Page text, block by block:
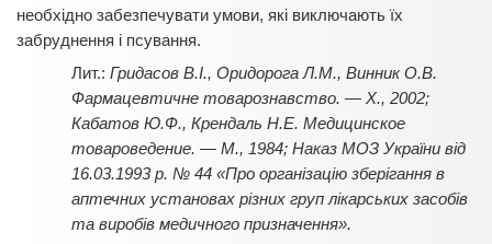
необхідно забезпечувати умови, які виключають їх
забруднення і псування.
Гридасов В.І., Оридорога Л.М., Винник О.В.
Фармацевтичне товарознавство. — Х., 2002;
Кабатов Ю.Ф., Крендаль Н.Е. Медицинское
товароведение. — М., 1984; Наказ МОЗ України від
16.03.1993 р. № 44 «Про організацію зберігання в
аптечних установах різних груп лікарських засобів
та виробів медичного призначення».